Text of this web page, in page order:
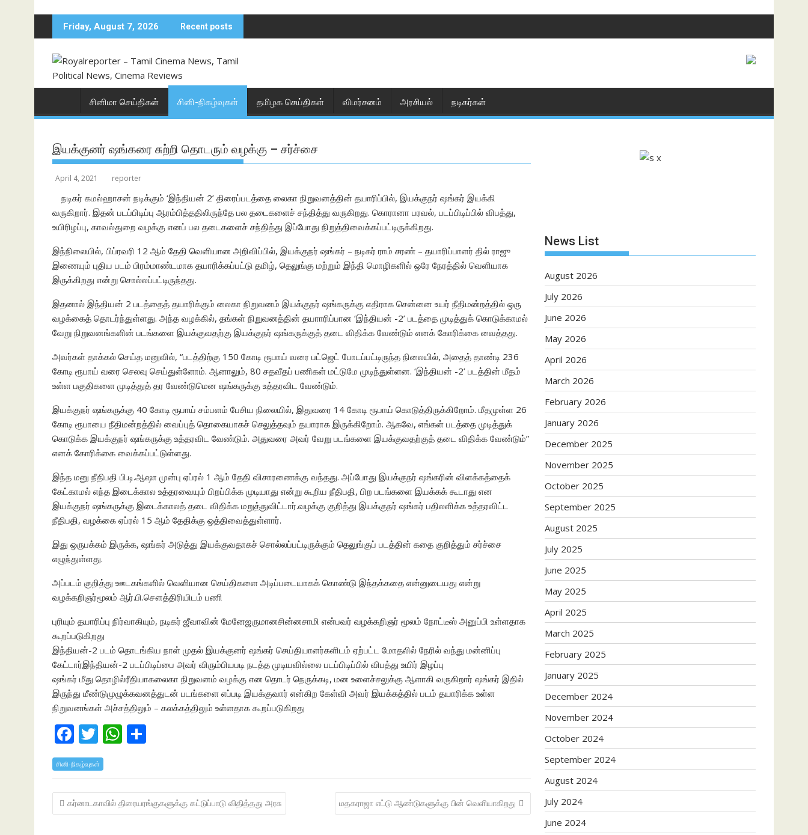
content
Friday, August 7, 2026 Recent posts
சினிமா செய்திகள் சினி-நிகழ்வுகள் தமிழக செய்திகள் விமர்சனம் அரசியல் நடிகர்கள்
இயக்குனர் ஷங்கரை சுற்றி தொடரும் வழக்கு – சர்ச்சை
April 4, 2021 reporter
நடிகர் கமல்ஹாசன் நடிக்கும் ‘இந்தியன் 2’ திரைப்படத்தை லைகா நிறுவனத்தின் தயாரிப்பில், இயக்குநர் ஷங்கர் இயக்கி
வருகிறார். இதன் படப்பிடிப்பு ஆரம்பித்ததிலிருந்தே பல தடைகளைச் சந்தித்து வருகிறது. கொரானா பரவல், படப்பிடிப்பில் விபத்து,
உயிரிழப்பு, காவல்துறை வழக்கு எனப் பல தடைகளைச் சந்தித்து இப்போது நிறுத்திவைக்கப்பட்டிருக்கிறது.
இந்நிலையில், பிப்ரவரி 12 ஆம் தேதி வெளியான அறிவிப்பில், இயக்குநர் ஷங்கர் – நடிகர் ராம் சரண் – தயாரிப்பாளர் தில் ராஜு
இணையும் புதிய படம் பிரம்மாண்டமாக தயாரிக்கப்பட்டு தமிழ், தெலுங்கு மற்றும் இந்தி மொழிகளில் ஒரே நேரத்தில் வெளியாக
இருக்கிறது என்று சொல்லப்பட்டிருந்தது.
இதனால் இந்தியன் 2 படத்தைத் தயாரிக்கும் லைகா நிறுவனம் இயக்குநர் ஷங்கருக்கு எதிராக சென்னை உயர் நீதிமன்றத்தில் ஒரு
வழக்கைத் தொடர்ந்துள்ளது. அந்த வழக்கில், தங்கள் நிறுவனத்தின் தயாாரிப்பான ‘இந்தியன் -2’ படத்தை முடித்துக் கொடுக்காமல்
வேறு நிறுவனங்களின் படங்களை இயக்குவதற்கு இயக்குநர் ஷங்கருக்குத் தடை விதிக்க வேண்டும் எனக் கோரிக்கை வைத்தது.
அவர்கள் தாக்கல் செய்த மனுவில், “படத்திற்கு 150 கோடி ரூபாய் வரை பட்ஜெட் போடப்பட்டிருந்த நிலையில், அதைத் தாண்டி 236
கோடி ரூபாய் வரை செலவு செய்துள்ளோம். ஆனாலும், 80 சதவீதப் பணிகள் மட்டுமே முடிந்துள்ளன. ‘இந்தியன் -2’ படத்தின் மீதம்
உள்ள பகுதிகளை முடித்துத் தர வேண்டுமென ஷங்கருக்கு உத்தரவிட வேண்டும்.
இயக்குநர் ஷங்கருக்கு 40 கோடி ரூபாய் சம்பளம் பேசிய நிலையில், இதுவரை 14 கோடி ரூபாய் கொடுத்திருக்கிறோம். மீதமுள்ள 26
கோடி ரூபாயை நீதிமன்றத்தில் வைப்புத் தொகையாகச் செலுத்தவும் தயாராக இருக்கிறோம். ஆகவே, எங்கள் படத்தை முடித்துக்
கொடுக்க இயக்குநர் ஷங்கருக்கு உத்தரவிட வேண்டும். அதுவரை அவர் வேறு படங்களை இயக்குவதற்குத் தடை விதிக்க வேண்டும்”
எனக் கோரிக்கை வைக்கப்பட்டுள்ளது.
இந்த மனு நீதிபதி பி.டி.ஆஷா முன்பு ஏப்ரல் 1 ஆம் தேதி விசாரணைக்கு வந்தது. அப்போது இயக்குநர் ஷங்கரின் விளக்கத்தைக்
கேட்காமல் எந்த இடைக்கால உத்தரவையும் பிறப்பிக்க முடியாது என்று கூறிய நீதிபதி, பிற படங்களை இயக்கக் கூடாது என
இயக்குநர் ஷங்கருக்கு இடைக்காலத் தடை விதிக்க மறுத்துவிட்டார்.வழக்கு குறித்து இயக்குநர் ஷங்கர் பதிலளிக்க உத்தரவிட்ட
நீதிபதி, வழக்கை ஏப்ரல் 15 ஆம் தேதிக்கு ஒத்திவைத்துள்ளார்.
இது ஒருபக்கம் இருக்க, ஷங்கர் அடுத்து இயக்குவதாகச் சொல்லப்பட்டிருக்கும் தெலுங்குப் படத்தின் கதை குறித்தும் சர்ச்சை
எழுந்துள்ளது.
அப்படம் குறித்து ஊடகங்களில் வெளியான செய்திகளை அடிப்படையாகக் கொண்டு இந்தக்கதை என்னுடையது என்று
வழக்கறிஞர்மூலம் ஆர்.பி.சௌத்திரியிடம் பணி
புரியும் தயாரிப்பு நிர்வாகியும், நடிகர் ஜீவாவின் மேனேஜருமானசின்னசாமி என்பவர் வழக்கறிஞர் மூலம் நோட்டீஸ் அனுப்பி உள்ளதாக
கூறப்படுகிறது
இந்தியன்-2 படம் தொடங்கிய நாள் முதல் இயக்குனர் ஷங்கர் செய்தியாளர்களிடம் ஏற்பட்ட மோதலில் நேரில் வந்து மன்னிப்பு
கேட்டார்இந்தியன்-2 படப்பிடிப்பை அவர் விரும்பியபடி நடத்த முடியவில்லை படப்பிடிப்பில் விபத்து உயிர் இழப்பு
ஷங்கர் மீது தொழில்ரீதியாகலைகா நிறுவனம் வழக்கு என தொடர் நெருக்கடி, மன உளைச்சலுக்கு ஆளாகி வருகிறார் ஷங்கர் இதில்
இருந்து மீண்டுமுழுக்கவனத்துடன் படங்களை எப்படி இயக்குவார் என்கிற கேள்வி அவர் இயக்கத்தில் படம் தயாரிக்க உள்ள
நிறுவனங்கள் அச்சத்திலும் – கலக்கத்திலும் உள்ளதாக கூறப்படுகிறது
F
ac
e
b
o
T
w
itt
er
W
at
s
A
ar
e
சினி-நிகழ்வுகள்
Post
navigation
கர்னாடகாவில் திரையரங்குகளுக்கு கட்டுப்பாடு விதித்தது அரசு மதகராஜா எட்டு ஆண்டுகளுக்கு பின் வெளியாகிறது
News List
August 2026
July 2026
June 2026
May 2026
April 2026
March 2026
February 2026
January 2026
December 2025
November 2025
October 2025
September 2025
August 2025
July 2025
June 2025
May 2025
April 2025
March 2025
February 2025
January 2025
December 2024
November 2024
October 2024
September 2024
August 2024
July 2024
June 2024